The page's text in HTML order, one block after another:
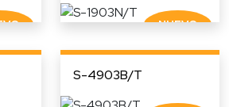
S-4903B/T